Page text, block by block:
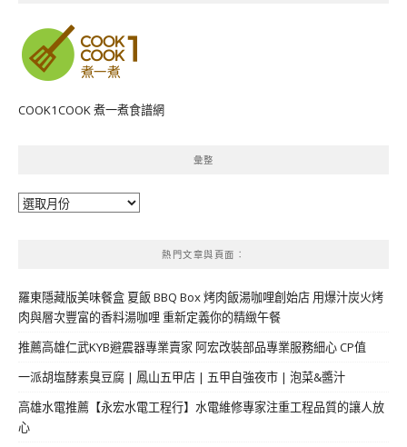
COOK1COOK 煮一煮食譜網
彙整
彙
熱門文章與頁面︰
羅東隱藏版美味餐盒 夏飯 BBQ Box 烤肉飯湯咖哩創始店 用爆汁炭火烤
肉與層次豐富的香料湯咖哩 重新定義你的精緻午餐
推薦高雄仁武KYB避震器專業賣家 阿宏改裝部品專業服務細心 CP值
一派胡塩酵素臭豆腐 | 鳳山五甲店 | 五甲自強夜市 | 泡菜&醬汁
高雄水電推薦【永宏水電工程行】水電維修專家注重工程品質的讓人放
心